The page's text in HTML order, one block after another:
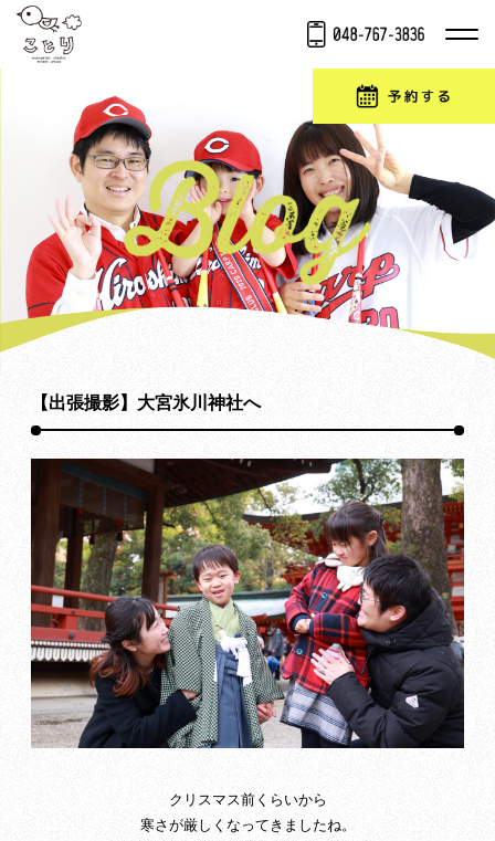
【出張撮影】大宮氷川神社へ
クリスマス前くらいから
寒さが厳しくなってきましたね。